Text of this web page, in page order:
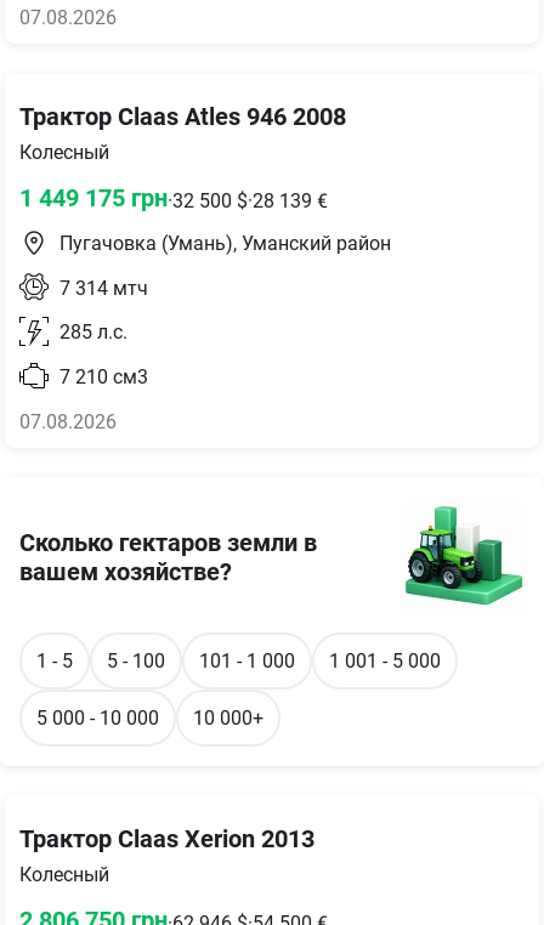
07.08.2026
Трактор Claas Atles 946 2008
Колесный
1 449 175 грн·32 500 $·28 139 €
Пугачовка (Умань), Уманский район
7 314 мтч
285 л.с.
7 210 см3
07.08.2026
Трактор Claas Xerion 2013
Колесный
Сколько гектаров земли в
вашем хозяйстве?
1 - 5 5 - 100 101 - 1 000 1 001 - 5 000
5 000 - 10 000 10 000+